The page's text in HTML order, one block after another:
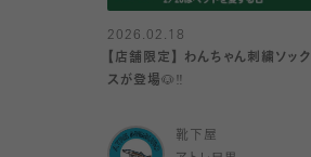
2026.02.18
【店舗限定】 わんちゃん刺繍ソック
スが登場🐶‼️
靴下屋